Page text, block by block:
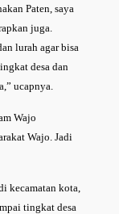
Paten, saya
juga.
lurah agar bisa
desa dan
ucapnya.
Wajo
Wajo. Jadi
kecamatan kota,
tingkat desa